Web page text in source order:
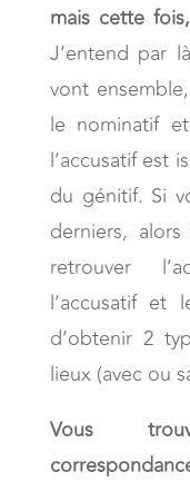
mais cette
J’entend par
vont
le nominatif
l’accusatif est
du génitif. Si
derniers,
retrouver
l’accusatif et
d’obtenir 2
lieux (avec ou
Vous